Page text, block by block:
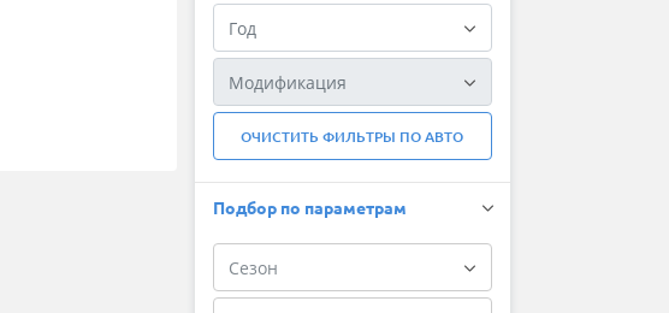
ОЧИСТИТЬ ФИЛЬТРЫ ПО АВТО
Подбор по параметрам